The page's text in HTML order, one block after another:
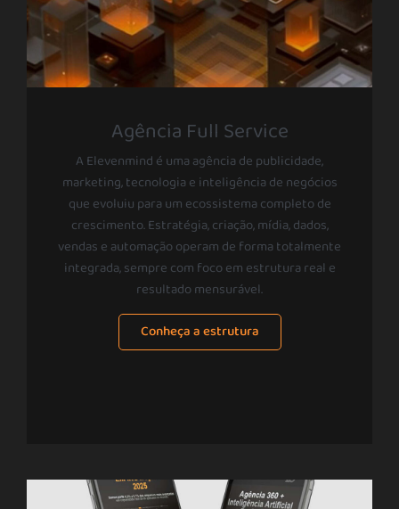
Agência Full Service
A Elevenmind é uma agência de publicidade,
marketing, tecnologia e inteligência de negócios
que evoluiu para um ecossistema completo de
crescimento. Estratégia, criação, mídia, dados,
vendas e automação operam de forma totalmente
integrada, sempre com foco em estrutura real e
resultado mensurável.
Conheça a estrutura